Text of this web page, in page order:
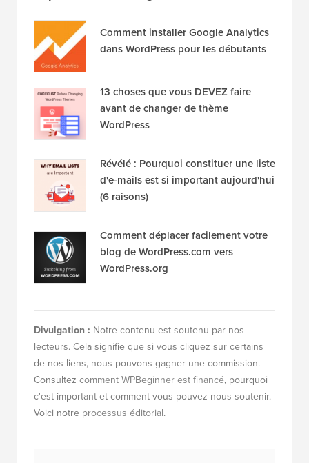
Comment installer Google Analytics
dans WordPress pour les débutants
13 choses que vous DEVEZ faire
avant de changer de thème
WordPress
Révélé : Pourquoi constituer une liste
d'e-mails est si important aujourd'hui
(6 raisons)
Comment déplacer facilement votre
blog de WordPress.com vers
WordPress.org
Divulgation : Notre contenu est soutenu par nos
lecteurs. Cela signifie que si vous cliquez sur certains
de nos liens, nous pouvons gagner une commission.
Consultez comment WPBeginner est financé, pourquoi
c'est important et comment vous pouvez nous soutenir.
Voici notre processus éditorial.